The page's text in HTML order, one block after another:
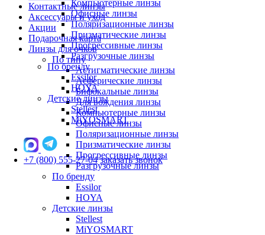
Контактные линзы
Аксессуары и уход
Акции
Подарочная карта
Линзы для очков
По типу
Астигматические линзы
Асферические линзы
Бифокальные линзы
Для вождения линзы
Компьютерные линзы
Офисные линзы
Поляризационные линзы
Призматические линзы
Прогрессивные линзы
Разгрузочные линзы
По бренду
Essilor
HOYA
Детские линзы
Stellest
MiYOSMART
Компьютерные линзы
Офисные линзы
Поляризационные линзы
Призматические линзы
Прогрессивные линзы
Разгрузочные линзы
По бренду
Essilor
HOYA
Детские линзы
Stellest
MiYOSMART
+7 (800) 555-27-04 заказать звонок